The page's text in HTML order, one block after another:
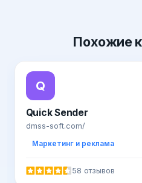
Похожие
Q
Quick Sender
dmss-soft.com/
Маркетинг и реклама
58 отзывов